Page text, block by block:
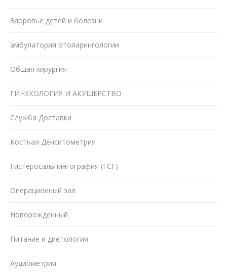
Здоровье детей и болезни
амбулатория отоларингологии
Общая хирургия
ГИНЕКОЛОГИЯ И АКУШЕРСТВО
Служба Доставки
Костная Денситометрия
Гистеросальпингография (ГСГ)
Операционный зал
Новорожденный
Питание и диетология
Аудиометрия